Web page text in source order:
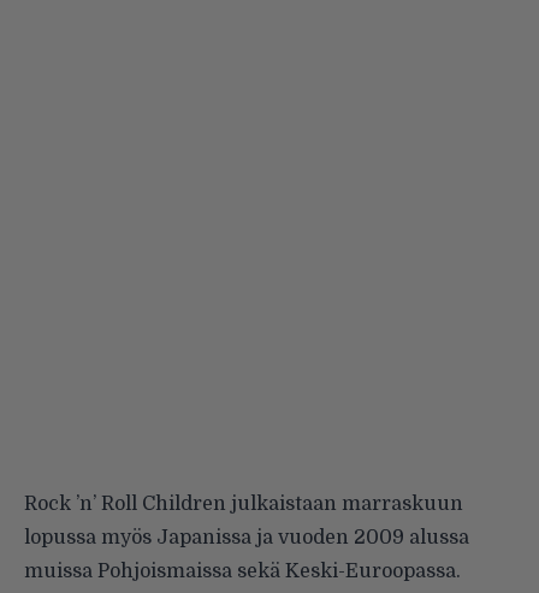
Rock ’n’ Roll Children julkaistaan marraskuun
lopussa myös Japanissa ja vuoden 2009 alussa
muissa Pohjoismaissa sekä Keski-Euroopassa.